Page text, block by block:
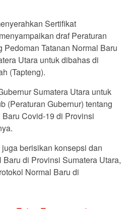
Sertifikat
draf Peraturan
Pedoman Tatanan Normal Baru
Utara untuk dibahas di
(Tapteng).
Sumatera Utara untuk
(Peraturan Gubernur) tentang
Covid-19 di Provinsi
berisikan konsepsi dan
di Provinsi Sumatera Utara,
Normal Baru di